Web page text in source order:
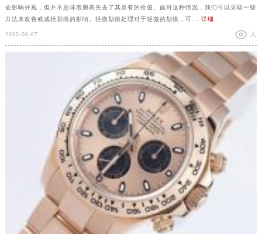
会影响外观，但并不意味着腕表失去了其原有的价值。面对这种情况，我们可以采取一些
方法来改善或减轻划痕的影响。轻微划痕处理对于轻微的划痕，可... 详细
2025-06-07 人